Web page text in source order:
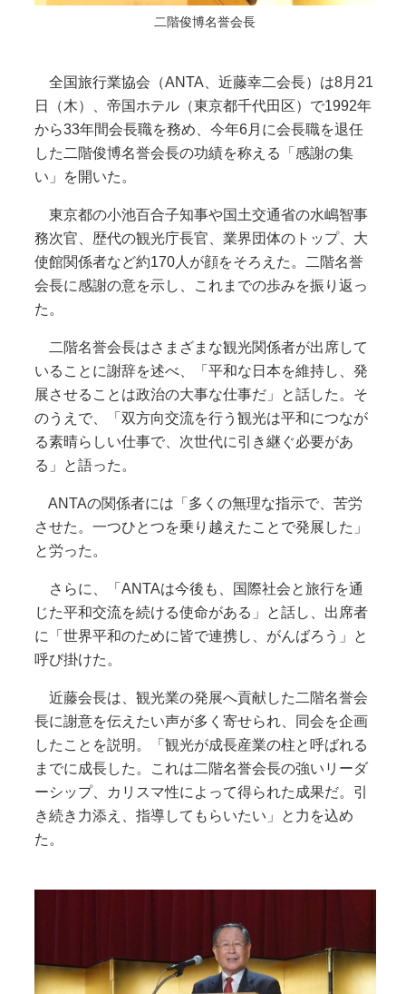
二階俊博名誉会長
全国旅行業協会（ANTA、近藤幸二会長）は8月21
日（木）、帝国ホテル（東京都千代田区）で1992年
から33年間会長職を務め、今年6月に会長職を退任
した二階俊博名誉会長の功績を称える「感謝の集
い」を開いた。
東京都の小池百合子知事や国土交通省の水嶋智事
務次官、歴代の観光庁長官、業界団体のトップ、大
使館関係者など約170人が顔をそろえた。二階名誉
会長に感謝の意を示し、これまでの歩みを振り返っ
た。
二階名誉会長はさまざまな観光関係者が出席して
いることに謝辞を述べ、「平和な日本を維持し、発
展させることは政治の大事な仕事だ」と話した。そ
のうえで、「双方向交流を行う観光は平和につなが
る素晴らしい仕事で、次世代に引き継ぐ必要があ
る」と語った。
ANTAの関係者には「多くの無理な指示で、苦労
させた。一つひとつを乗り越えたことで発展した」
と労った。
さらに、「ANTAは今後も、国際社会と旅行を通
じた平和交流を続ける使命がある」と話し、出席者
に「世界平和のために皆で連携し、がんばろう」と
呼び掛けた。
近藤会長は、観光業の発展へ貢献した二階名誉会
長に謝意を伝えたい声が多く寄せられ、同会を企画
したことを説明。「観光が成長産業の柱と呼ばれる
までに成長した。これは二階名誉会長の強いリーダ
ーシップ、カリスマ性によって得られた成果だ。引
き続き力添え、指導してもらいたい」と力を込め
た。